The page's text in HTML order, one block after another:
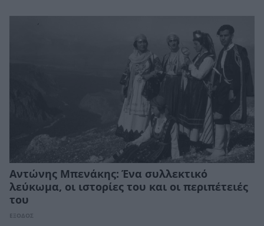
Αντώνης Μπενάκης: Ένα συλλεκτικό
λεύκωμα, οι ιστορίες του και οι περιπέτειές
του
ΕΞΟΔΟΣ